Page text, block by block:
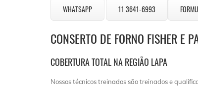
WHATSAPP 11 3641-6993
CONSERTO DE FORNO FISHER E
COBERTURA TOTAL NA REGIÃO LAPA
Nossos técnicos treinados são treinados e